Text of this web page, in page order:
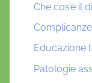
Che cos’è il
Complicanze
Educazione
Patologie